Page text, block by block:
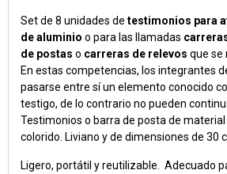
Set de 8 unidades de testimonios para
de aluminio o para las llamadas
de postas o carreras de relevos que se
En estas competencias, los integrantes
pasarse entre sí un elemento conocido
testigo, de lo contrario no pueden
Testimonios o barra de posta de
colorido. Liviano y de dimensiones de 30
Ligero, portátil y reutilizable. Adecuado